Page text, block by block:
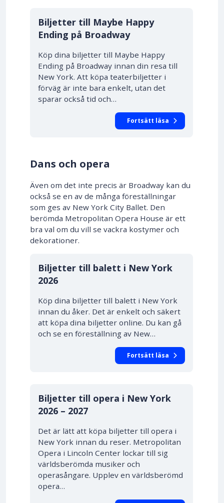
10% RABATT
Biljetter till Maybe Happy
Ending på Broadway
Köp dina biljetter till Maybe Happy
Ending på Broadway innan din resa till
New York. Att köpa teaterbiljetter i
förväg är inte bara enkelt, utan det
sparar också tid och…
Fortsätt läsa
Dans och opera
Även om det inte precis är Broadway kan du
också se en av de många föreställningar
som ges av New York City Ballet. Den
berömda Metropolitan Opera House är ett
bra val om du vill se vackra kostymer och
dekorationer.
Biljetter till balett i New York
2026
Köp dina biljetter till balett i New York
innan du åker. Det är enkelt och säkert
att köpa dina biljetter online. Du kan gå
och se en föreställning av New…
Fortsätt läsa
PRIS FRÅN 532.00 SEK
10% RABATT
Biljetter till opera i New York
2026 – 2027
Det är lätt att köpa biljetter till opera i
New York innan du reser. Metropolitan
Opera i Lincoln Center lockar till sig
världsberömda musiker och
operasångare. Upplev en världsberömd
opera…